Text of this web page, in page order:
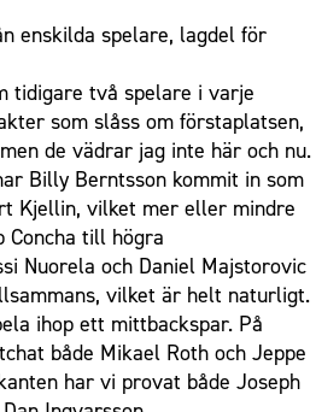
enskilda spelare, lagdel för
tidigare två spelare i varje
som slåss om förstaplatsen,
de vädrar jag inte här och nu.
Billy Berntsson kommit in som
Kjellin, vilket mer eller mindre
till högra
Nuorela och Daniel Majstorovic
vilket är helt naturligt.
ihop ett mittbackspar. På
både Mikael Roth och Jeppe
har vi provat både Joseph